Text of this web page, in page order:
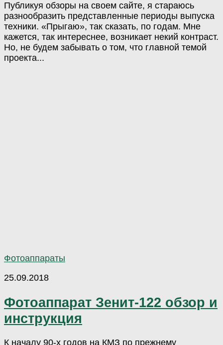
Публикуя обзоры на своем сайте, я стараюсь
разнообразить представленные периоды выпуска
техники. «Прыгаю», так сказать, по годам. Мне
кажется, так интереснее, возникает некий контраст.
Но, не будем забывать о том, что главной темой
проекта...
Фотоаппараты
25.09.2018
Фотоаппарат Зенит-122 обзор и
инструкция
К началу 90-х годов на КМЗ по прежнему